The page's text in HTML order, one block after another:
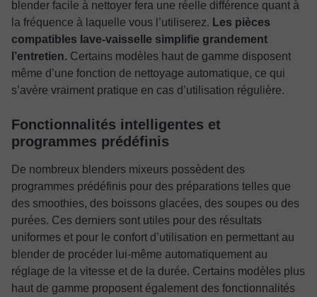
blender facile à nettoyer fera une réelle différence quant à
la fréquence à laquelle vous l’utiliserez. Les pièces
compatibles lave-vaisselle simplifie grandement
l’entretien. Certains modèles haut de gamme disposent
même d’une fonction de nettoyage automatique, ce qui
s’avère vraiment pratique en cas d’utilisation régulière.
Fonctionnalités intelligentes et
programmes prédéfinis
De nombreux blenders mixeurs possèdent des
programmes prédéfinis pour des préparations telles que
des smoothies, des boissons glacées, des soupes ou des
purées. Ces derniers sont utiles pour des résultats
uniformes et pour le confort d’utilisation en permettant au
blender de procéder lui-même automatiquement au
réglage de la vitesse et de la durée. Certains modèles plus
haut de gamme proposent également des fonctionnalités